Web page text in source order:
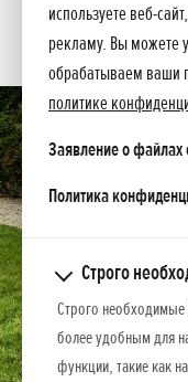
используете веб-
рекламу. Вы можете
обрабатываем ваши
политике
Заявление о файлах
Политика
Строго
Строго
более удобным для
функции, такие как